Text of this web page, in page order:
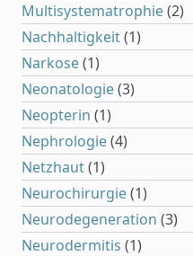
Multisystematrophie(2)
Nachhaltigkeit(1)
Narkose(1)
Neonatologie(3)
Neopterin (1)
Nephrologie(4)
Netzhaut(1)
Neurochirurgie(1)
Neurodegeneration (3)
Neurodermitis (1)